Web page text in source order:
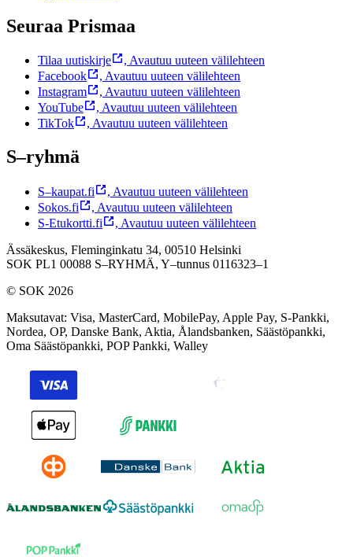
Seuraa Prismaa
Tilaa uutiskirje , Avautuu uuteen välilehteen
Facebook
, Avautuu uuteen välilehteen
Instagram
, Avautuu uuteen välilehteen
YouTube
, Avautuu uuteen välilehteen
TikTok
, Avautuu uuteen välilehteen
S–ryhmä
S–kaupat.fi , Avautuu uuteen välilehteen
Sokos.fi
, Avautuu uuteen välilehteen
S-Etukortti.fi
, Avautuu uuteen välilehteen
Ässäkeskus, Fleminginkatu 34, 00510 Helsinki
SOK PL1 00088 S–RYHMÄ, Y–tunnus 0116323–1
© SOK 2026
Maksutavat: Visa, MasterCard, MobilePay, Apple Pay, S-Pankki,
Nordea, OP, Danske Bank, Aktia, Ålandsbanken, Säästöpankki,
Oma Säästöpankki, POP Pankki, Walley